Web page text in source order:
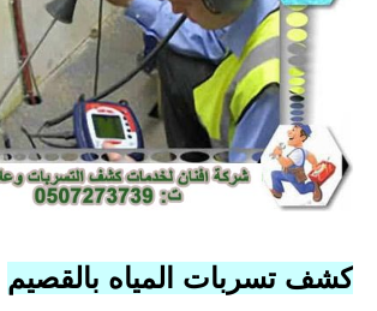
كشف تسربات المياه بالقصيم